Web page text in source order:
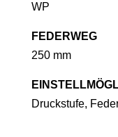
WP
FEDERWEG
250 mm
Druckstufe,